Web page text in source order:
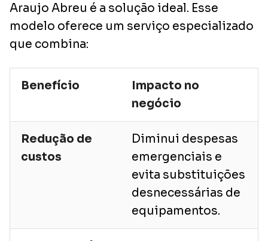
Araujo Abreu é a solução ideal. Esse
modelo oferece um serviço especializado
que combina:
Benefício
Impacto no
negócio
Redução de
custos
Diminui despesas
emergenciais e
evita substituições
desnecessárias de
equipamentos.